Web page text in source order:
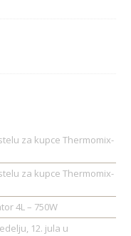
za kupce Thermomix-
za kupce Thermomix-
4L – 750W
12. jula u